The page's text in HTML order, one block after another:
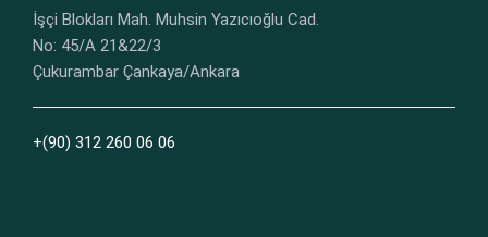
İşçi Blokları Mah. Muhsin Yazıcıoğlu Cad.
No: 45/A 21&22/3
Çukurambar Çankaya/Ankara
+(90) 312 260 06 06